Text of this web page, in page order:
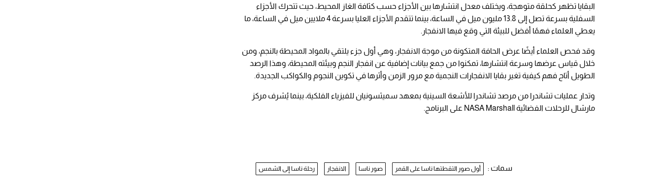
البقايا تظهر كحلقة متوهجة، ويختلف معدل انتشارها بين الأجزاء حسب كثافة الغاز المحيط، حيث تتحرك الأجزاء
السفلية بسرعة تصل إلى 13.8 مليون ميل في الساعة، بينما تتقدم الأجزاء العليا بسرعة 4 ملايين ميل في الساعة، ما
يعطي العلماء فهمًا أفضل للبيئة التي وقع فيها الانفجار.
وقد فحص العلماء أيضًا عرض الحافة المتكونة من موجة الانفجار، وهي أول جزء يلتقي بالمواد المحيطة بالنجم، ومن
خلال قياس عرضها وسرعة انتشارها، تمكنوا من جمع بيانات إضافية عن انفجار النجم وبيئته المحيطة، وهذا الرصد
الطويل أتاح فهم كيفية تغير بقايا الانفجارات النجمية مع مرور الزمن وأثرها في تكوين النجوم والكواكب الجديدة.
وتدار عمليات تشاندرا من مرصد تشاندرا للأشعة السينية بمعهد سميثسونيان للفيزياء الفلكية، بينما يُشرف مركز
مارشال للرحلات الفضائية NASA Marshall على البرنامج.
سمات : أول صور التقطتها ناسا على القمر صور ناسا الانفجار رحلة ناسا إلى الشمس